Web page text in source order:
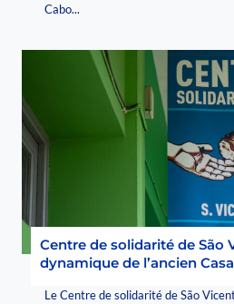
Cabo...
Centre de solidarité de São
dynamique de l’ancien
Le Centre de solidarité de São